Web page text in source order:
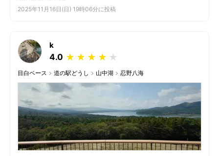
2025年11月16日(日) 19時06分に投稿
k
4.0 ★
★
★
★
★
目白ベース 道の駅どうし 山中湖 忍野八海